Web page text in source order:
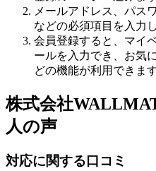
メールアドレス、パス
などの必須項目を入力
会員登録すると、マイ
ールを入力でき、お気
どの機能が利用できます
株式会社
人の声
対応に関する口コミ